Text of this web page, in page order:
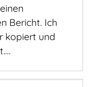
Bericht. Ich
kopiert und